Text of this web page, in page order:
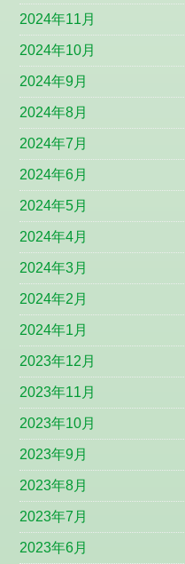
2024年11月
2024年10月
2024年9月
2024年8月
2024年7月
2024年6月
2024年5月
2024年4月
2024年3月
2024年2月
2024年1月
2023年12月
2023年11月
2023年10月
2023年9月
2023年8月
2023年7月
2023年6月